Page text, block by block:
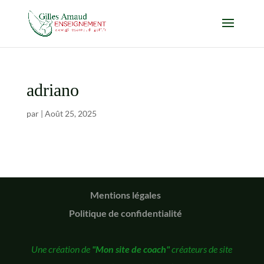
adriano
par | Août 25, 2025
Mentions légales
Politique de confidentialité
Une création de "Mon site de coach"créateurs de site